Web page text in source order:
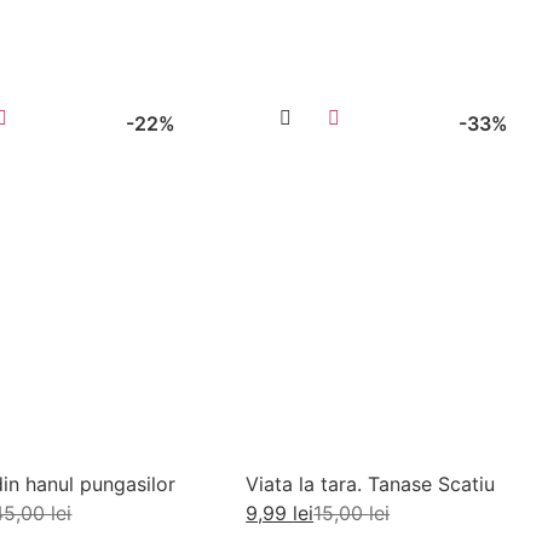
-22%
hanul pungasilor
lei
-33%
Viata la tara. Tanase Scatiu
15,00lei
9,99 lei